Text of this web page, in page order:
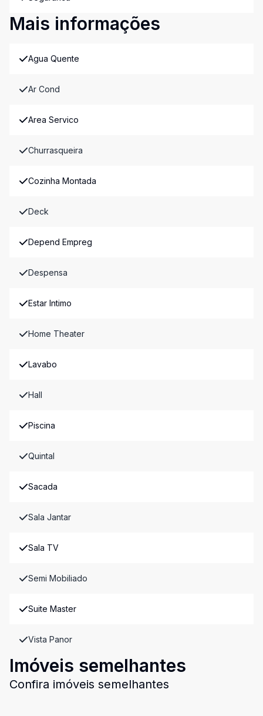
Mais informações
Agua Quente
Ar Cond
Area Servico
Churrasqueira
Cozinha Montada
Deck
Depend Empreg
Despensa
Estar Intimo
Home Theater
Lavabo
Hall
Piscina
Quintal
Sacada
Sala Jantar
Sala TV
Semi Mobiliado
Suite Master
Vista Panor
Imóveis semelhantes
Confira imóveis semelhantes